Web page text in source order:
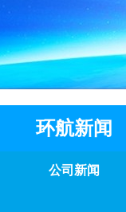
环航新闻
公司新闻